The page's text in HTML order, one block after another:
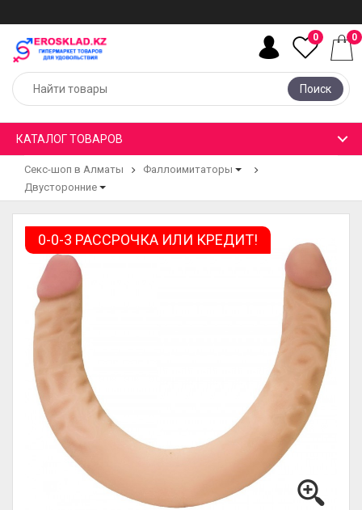
Поиск
0 0
КАТАЛОГ ТОВАРОВ
Секс-шоп в Алматы
Фаллоимитаторы
Двусторонние
0-0-3 РАССРОЧКА ИЛИ КРЕДИТ!